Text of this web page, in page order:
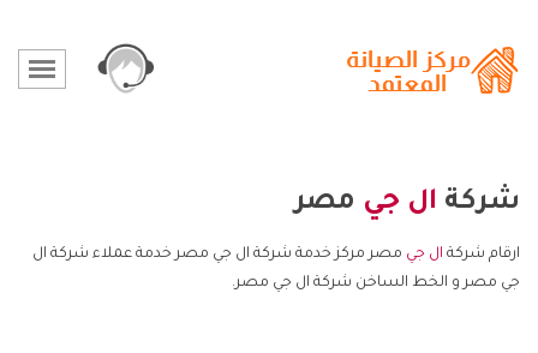
شركة ال جي مصر
ارقام شركة ال جي مصر مركز خدمة شركة ال جي مصر خدمة عملاء شركة ال
جي مصر و الخط الساخن شركة ال جي مصر.